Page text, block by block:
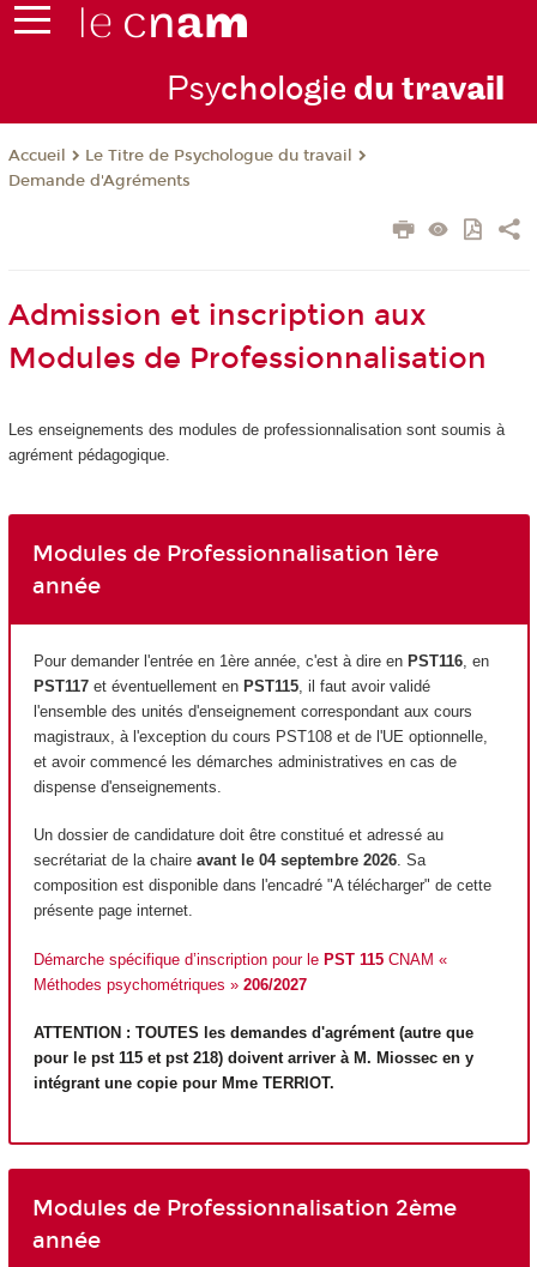
Psychologie du travail
Accueil
Le Titre de Psychologue du travail
Demande d'Agréments
Admission et inscription aux
Modules de Professionnalisation
Les enseignements des modules de professionnalisation sont soumis à
agrémentpédagogique.
Modules de Professionnalisation 1ère
année
Pour demander l'entrée en 1ère année, c'est à dire en PST116 , en
PST117 et éventuellement en PST115 , il faut avoir validé
l'ensemble des unités d'enseignement correspondant aux cours
magistraux, à l'exception du cours PST108 et de l'UE optionnelle,
et avoir commencé les démarches administratives en cas de
dispense d'enseignements.
Un dossier de candidature doit être constitué et adressé au
secrétariat de la chaire avant le 04 septembre 2026. Sa
composition est disponible dans l'encadré "A télécharger" de cette
présente page internet.
Démarche spécifique d’inscription pour le PST 115 CNAM «
Méthodes psychométriques » 206/2027
ATTENTION : TOUTES les demandes d'agrément(autre que
pour le pst 115 et pst 218) doivent arriver à M. Miossec en y
intégrant une copie pour Mme TERRIOT.
Modules de Professionnalisation 2ème
année